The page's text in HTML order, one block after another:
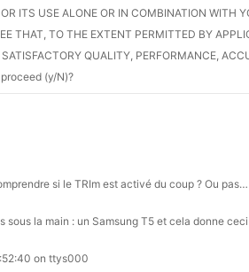
ITS USE ALONE OR IN COMBINATION WITH
THAT, TO THE EXTENT PERMITTED BY
QUALITY, PERFORMANCE,
(y/N)?
si le TRIm est activé du coup ? Ou
sous la main : un Samsung T5 et cela donne
on ttys000